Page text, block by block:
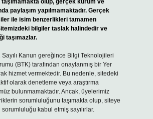
taşımamakta olup, gerçek kurum ve
paylaşım yapılmamaktadır. Gerçek
ile isim benzerlikleri tamamen
bilgiler taslak halindedir ve
taşımazlar.
Kanun gereğince Bilgi Teknolojileri
(BTK) tarafından onaylanmış bir Yer
hizmet vermektedir. Bu nedenle, sitedeki
olarak denetleme veya araştırma
bulunmamaktadır. Ancak, üyelerimiz
sorumluluğunu taşımakta olup, siteye
kabul etmiş sayılırlar.